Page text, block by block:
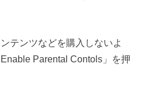
テンツなどを購入しないよ
Parental Contols」を押